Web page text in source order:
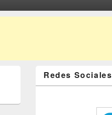
Redes Sociales